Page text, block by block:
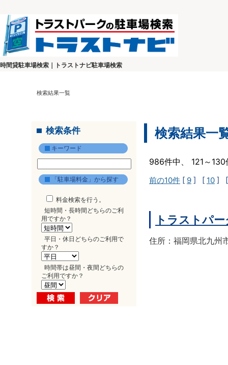
時間貸駐車場検索｜トラストナビ駐車場検索
検索結果一覧
検索条件
キーワード
「駐車場料金」から探す
料金検索を行う。
短時間・長時間どちらのご利
用ですか？
平日・休日どちらのご利用で
すか？
時間帯は昼間・夜間どちらの
ご利用ですか？
検索結果一
986件中、 121～
前の10件 [ 9 ] [ 10 ]
トラストパ
住所：福岡県北九州